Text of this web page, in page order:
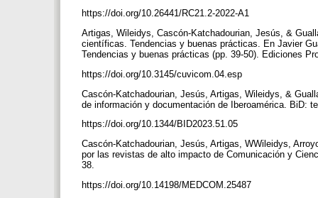
https://doi.org/10.26441/RC21.2-2022-A1
Artigas, Wileidys, Cascón-Katchadourian, Jesús, &
científicas. Tendencias y buenas prácticas. En Javier
Tendencias y buenas prácticas (pp. 39-50). Ediciones
https://doi.org/10.3145/cuvicom.04.esp
Cascón-Katchadourian, Jesús, Artigas, Wileidys, &
de información y documentación de Iberoamérica. BiD:
https://doi.org/10.1344/BID2023.51.05
Cascón-Katchadourian, Jesús, Artigas, WWileidys,
por las revistas de alto impacto de Comunicación y
38.
https://doi.org/10.14198/MEDCOM.25487